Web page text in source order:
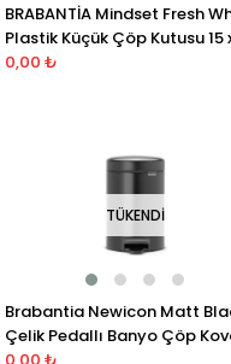
BRABANTİA Mindset Fresh
Plastik Küçük Çöp Kutusu 15
8.6 x 9.9cm
0,00 ₺
TÜKENDI
Brabantia Newicon Matt
Çelik Pedallı Banyo Çöp